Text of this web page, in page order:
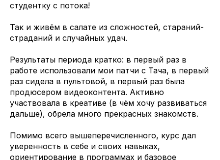
студентку с потока!
Так и живём в салате из сложностей, стараний-
страданий и случайных удач.
Результаты периода кратко: в первый раз в
работе использовали мои патчи с Тача, в первый
раз сидела в пультовой, в первый раз была
продюсером видеоконтента. Активно
участвовала в креативе (в чём хочу развиваться
дальше), обрела много прекрасных знакомств.
Помимо всего вышеперечисленного, курс дал
уверенность в себе и своих навыках,
ориентирование в программах и базовое